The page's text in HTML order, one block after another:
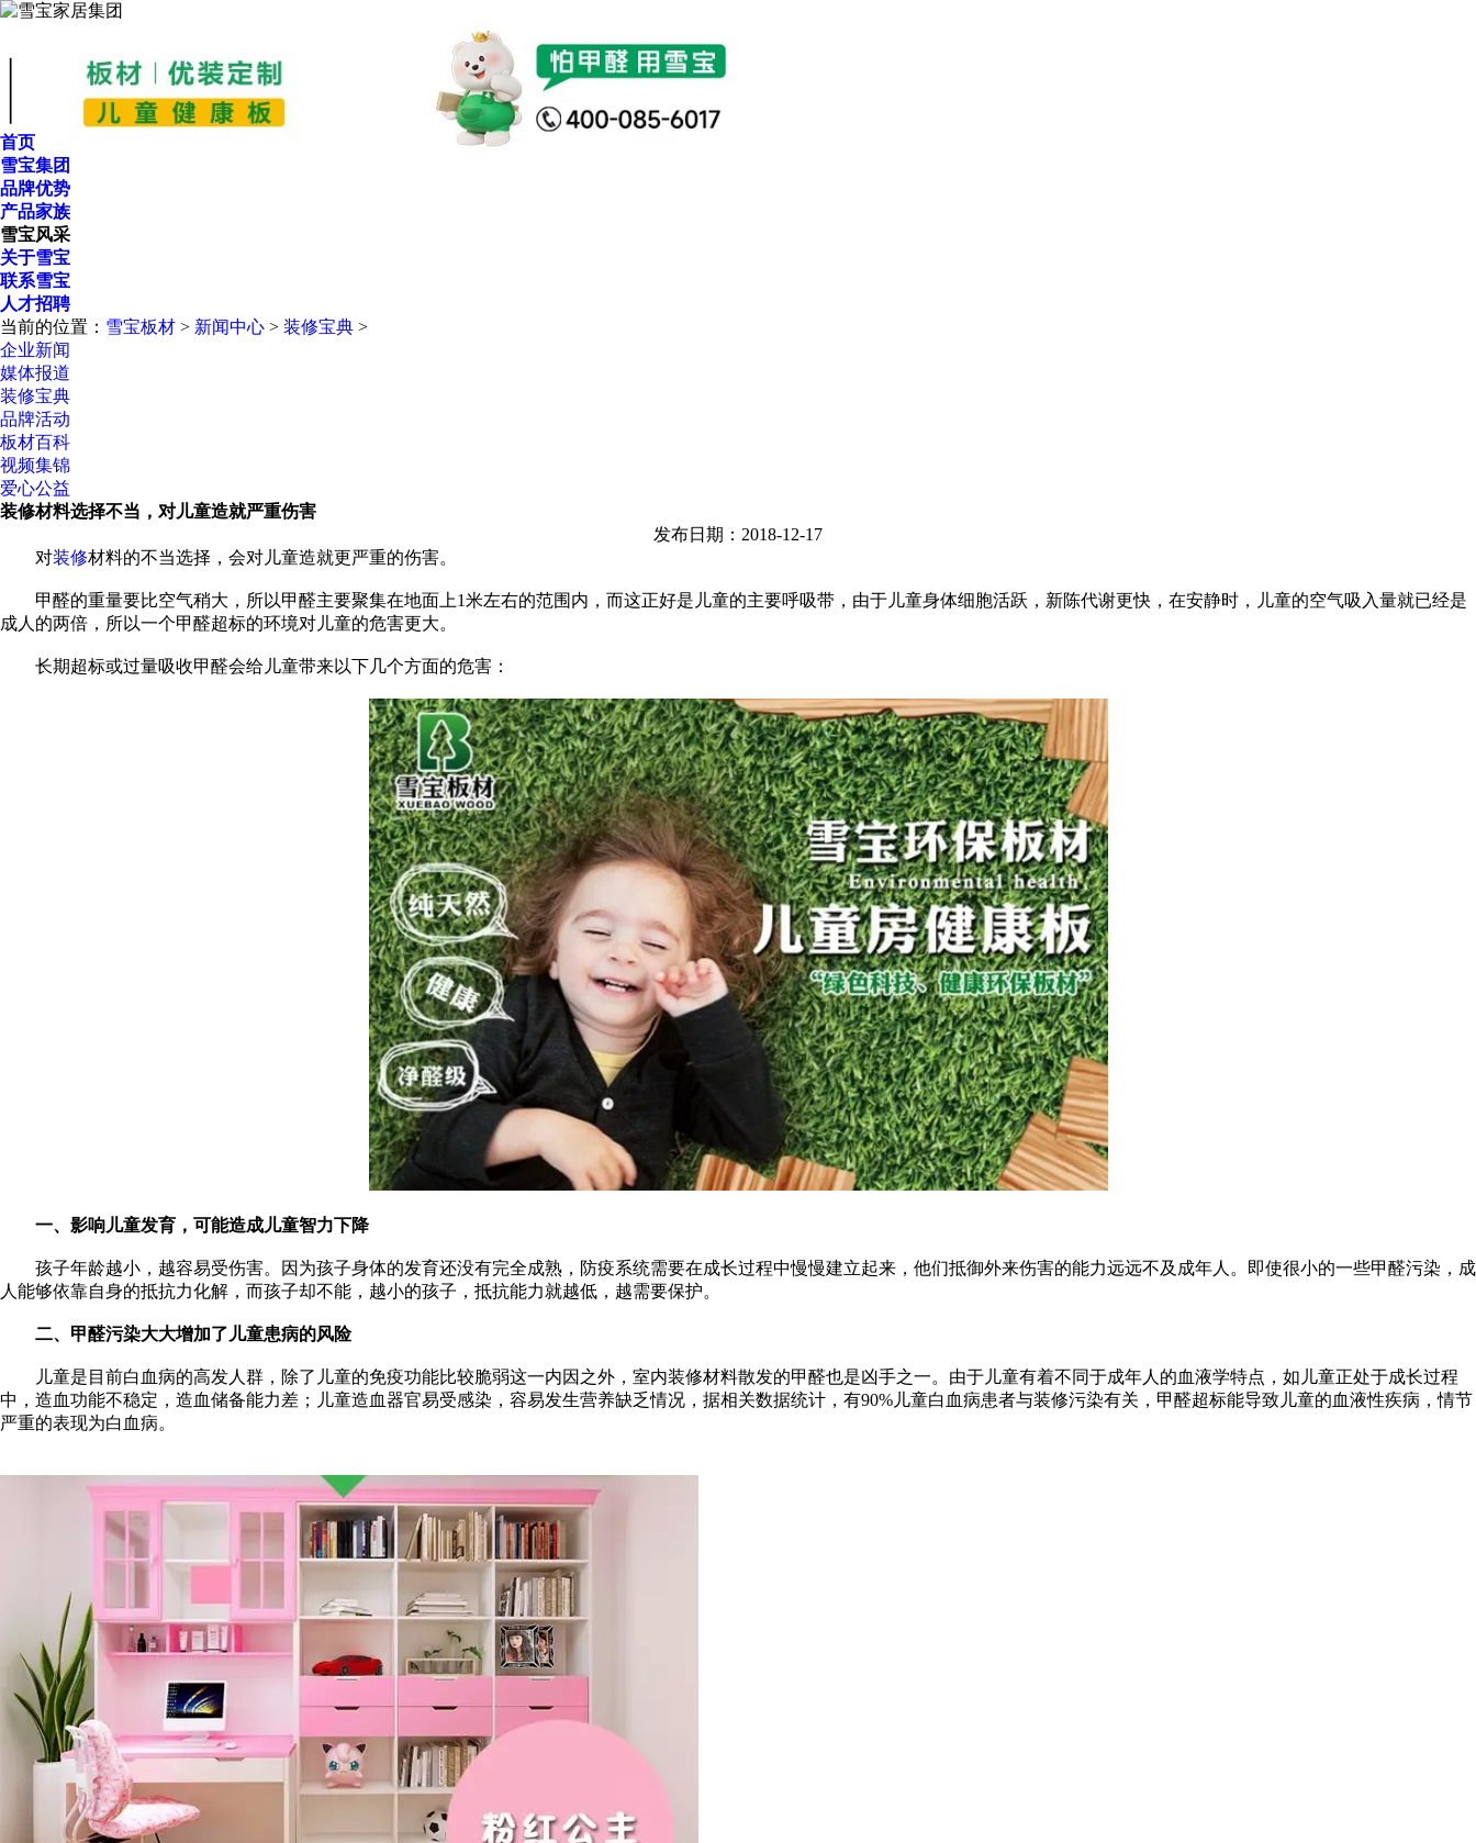
首页
雪宝集团
品牌优势
产品家族
雪宝风采
关于雪宝
联系雪宝
人才招聘
当前的位置： 雪宝板材 > 新闻中心 > 装修宝典 >
企业新闻
媒体报道
装修宝典
品牌活动
板材百科
视频集锦
爱心公益
装修材料选择不当，对儿童造就严重伤害
发布日期：2018-12-17
对装修材料的不当选择，会对儿童造就更严重的伤害。
甲醛的重量要比空气稍大，所以甲醛主要聚集在地面上1米左右的范围内，而这正好是儿童的主要呼吸带，由于儿童身体细胞活跃，新陈代谢更快，在安静时，儿童的空气吸入量就已经是
成人的两倍，所以一个甲醛超标的环境对儿童的危害更大。
长期超标或过量吸收甲醛会给儿童带来以下几个方面的危害：
一、影响儿童发育，可能造成儿童智力下降
孩子年龄越小，越容易受伤害。因为孩子身体的发育还没有完全成熟，防疫系统需要在成长过程中慢慢建立起来，他们抵御外来伤害的能力远远不及成年人。即使很小的一些甲醛污染，成
人能够依靠自身的抵抗力化解，而孩子却不能，越小的孩子，抵抗能力就越低，越需要保护。
二、甲醛污染大大增加了儿童患病的风险
儿童是目前白血病的高发人群，除了儿童的免疫功能比较脆弱这一内因之外，室内装修材料散发的甲醛也是凶手之一。由于儿童有着不同于成年人的血液学特点，如儿童正处于成长过程
中，造血功能不稳定，造血储备能力差；儿童造血器官易受感染，容易发生营养缺乏情况，据相关数据统计，有90%儿童白血病患者与装修污染有关，甲醛超标能导致儿童的血液性疾病，情节
严重的表现为白血病。